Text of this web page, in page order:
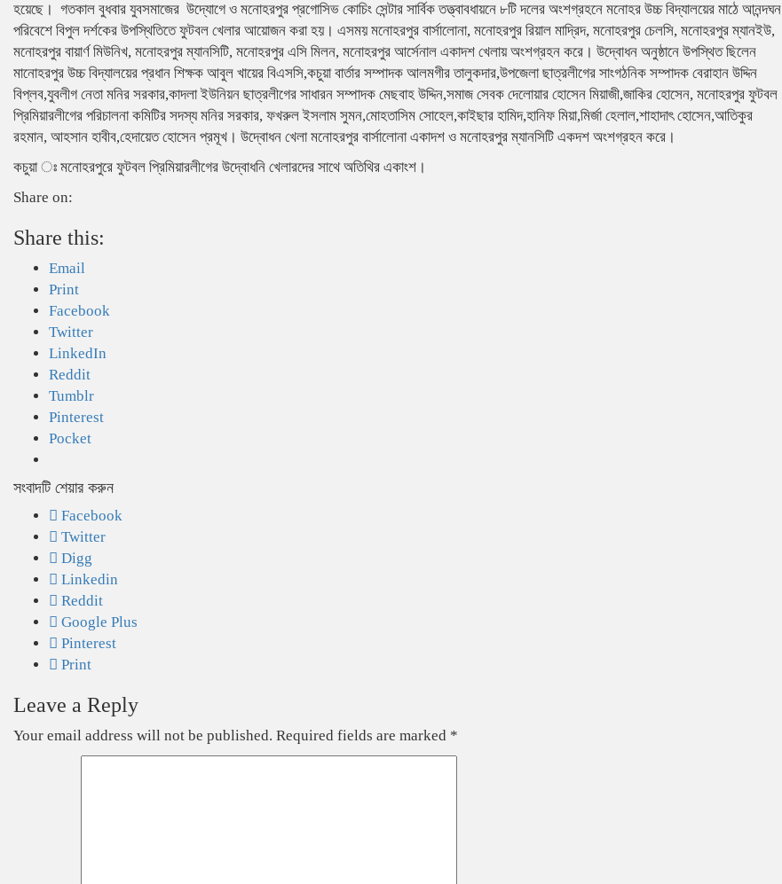
হয়েছে। গতকাল বুধবার যুবসমাজের উদ্যোগে ও মনোহরপুর প্রগোসিভ কোচিং সেন্টার সার্বিক তত্ত্বাবধায়নে ৮টি দলের অংশগ্রহনে মনোহর উচ্চ বিদ্যালয়ের মাঠে আনন্দঘন
পরিবেশে বিপুল দর্শকের উপস্থিতিতে ফুটবল খেলার আয়োজন করা হয়। এসময় মনোহরপুর বার্সালোনা, মনোহরপুর রিয়াল মাদ্রিদ, মনোহরপুর চেলসি, মনোহরপুর ম্যানইউ,
মনোহরপুর বায়ার্ণ মিউনিখ, মনোহরপুর ম্যানসিটি, মনোহরপুর এসি মিলন, মনোহরপুর আর্সেনাল একাদশ খেলায় অংশগ্রহন করে। উদ্বোধন অনুষ্ঠানে উপস্থিত ছিলেন
মানোহরপুর উচ্চ বিদ্যালয়ের প্রধান শিক্ষক আবুল খায়ের বিএসসি,কচুয়া বার্তার সম্পাদক আলমগীর তালুকদার,উপজেলা ছাত্রলীগের সাংগঠনিক সম্পাদক বেরাহান উদ্দিন
বিপ্লব,যুবলীগ নেতা মনির সরকার,কাদলা ইউনিয়ন ছাত্রলীগের সাধারন সম্পাদক মেছবাহ উদ্দিন,সমাজ সেবক দেলোয়ার হোসেন মিয়াজী,জাকির হোসেন, মনোহরপুর ফুটবল
প্রিমিয়ারলীগের পরিচালনা কমিটির সদস্য মনির সরকার, ফখরুল ইসলাম সুমন,মোহতাসিম সোহেল,কাইছার হামিদ,হানিফ মিয়া,মির্জা হেলাল,শাহাদাৎ হোসেন,আতিকুর
রহমান, আহসান হাবীব,হেদায়েত হোসেন প্রমূখ। উদ্বোধন খেলা মনোহরপুর বার্সালোনা একাদশ ও মনোহরপুর ম্যানসিটি একদশ অংশগ্রহন করে।
কচুয়া ঃ মনোহরপুরে ফুটবল প্রিমিয়ারলীগের উদ্বোধনি খেলারদের সাথে অতিথির একাংশ।
Share on:
Share this:
Email
Print
Facebook
Twitter
LinkedIn
Reddit
Tumblr
Pinterest
Pocket
সংবাদটি শেয়ার করুন
Facebook
Twitter
Digg
Linkedin
Reddit
Google Plus
Pinterest
Print
Leave a Reply
Your email address will not be published. Required fields are marked *